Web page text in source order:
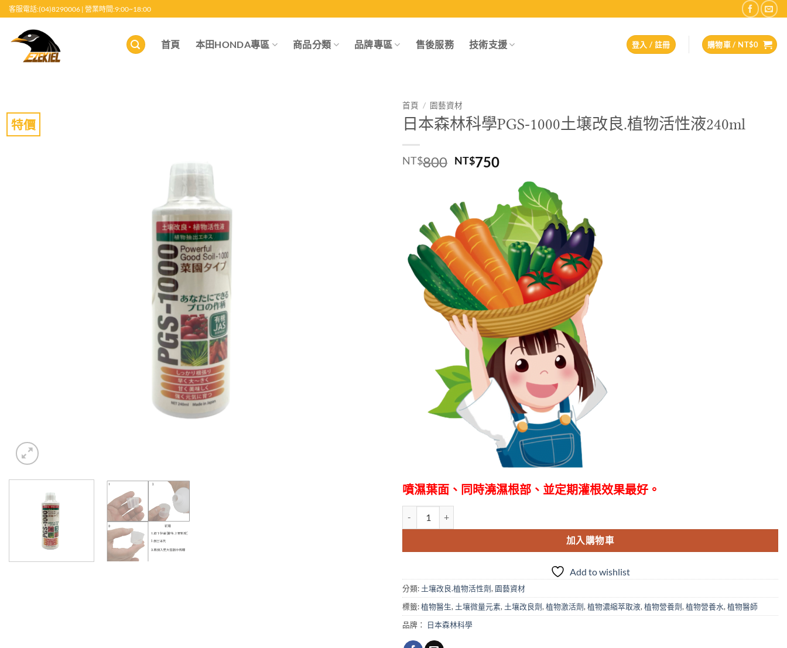
至
客服電話:(04)8290006 | 營業時間:9:00~18:00
首頁 本田HONDA專區 商品分類 品牌專區 售後服務 技術支援 登入 / 註冊 購物車 / NT$0
特價
首頁 / 園藝資材
日本森林科學PGS-1000土壌改良.植物活性液240ml
NT$800 原
格：
NT$800。
NT$750目
格：
NT$750。
噴濕葉面、同時澆濕根部、並定期灌根效果最好。
加入購物車
Add to wishlist
分類: 土壤改良.植物活性劑, 園藝資材
標籤:植物醫生, 土壤微量元素, 土壤改良劑, 植物激活劑, 植物濃縮萃取液, 植物營養劑, 植物營養水, 植物醫師
品牌：
日本森林科學